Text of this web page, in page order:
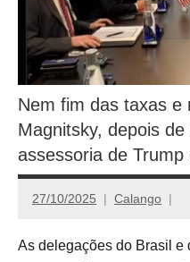
Nem fim das taxas e
Magnitsky, depois
assessoria de Trump
27/10/2025 Calango
As delegações do Brasil e